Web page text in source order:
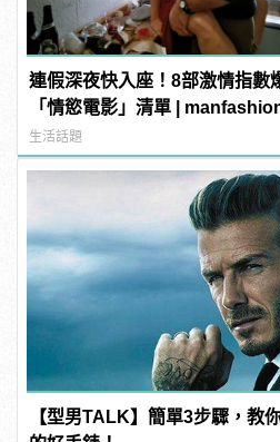
連假深夜快入座！8部激情指數
「情慾電影」清單 |
變型男
生活話題
【型男TALK】簡單3步驟，教